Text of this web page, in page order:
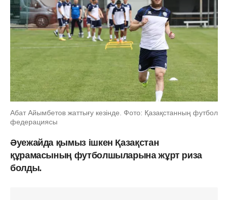
Абат Айымбетов жаттығу кезінде. Фото: Қазақстанның футбол
федерациясы
Әуежайда қымыз ішкен Қазақстан
құрамасының футболшыларына жұрт риза
болды.